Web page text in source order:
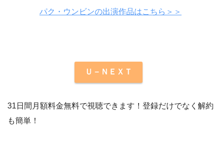
パク・ウンビンの出演作品はこちら＞＞
Ｕ－ＮＥＸＴ
31日間月額料金無料で視聴できます！登録だけでなく解約
も簡単！